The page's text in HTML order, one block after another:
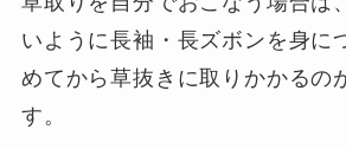
いように長袖・長ズボンを身に
めてから草抜きに取りかかるの
す。